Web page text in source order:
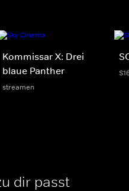
Kommissar X: Drei
blaue Panther
streamen
dir passt